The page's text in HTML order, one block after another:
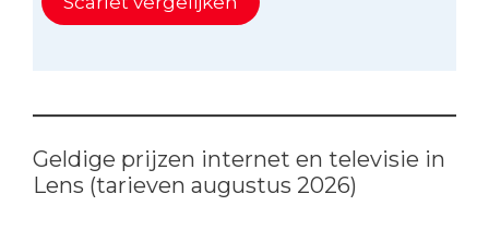
Geldige prijzen internet en televisie in
Lens (tarieven augustus 2026)